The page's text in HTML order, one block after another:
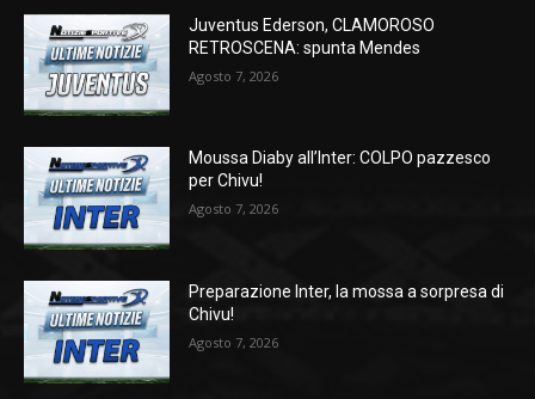
Juventus Ederson, CLAMOROSO
RETROSCENA: spunta Mendes
Agosto 7, 2026
Moussa Diaby all’Inter: COLPO pazzesco
per Chivu!
Agosto 7, 2026
Preparazione Inter, la mossa a sorpresa di
Chivu!
Agosto 7, 2026